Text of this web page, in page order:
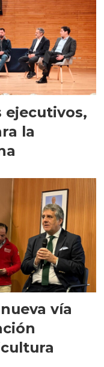
ejecutivos,
la
vía